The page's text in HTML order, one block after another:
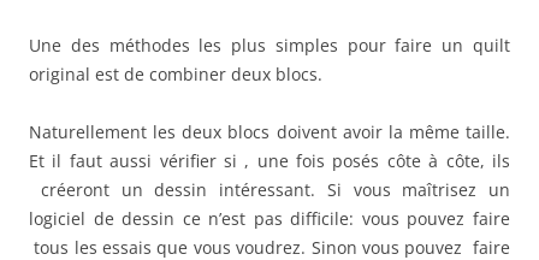
Une des méthodes les plus simples pour faire un quilt
original est de combiner deux blocs.
Naturellement les deux blocs doivent avoir la même taille.
Et il faut aussi vérifier si , une fois posés côte à côte, ils
créeront un dessin intéressant. Si vous maîtrisez un
logiciel de dessin ce n’est pas difficile: vous pouvez faire
tous les essais que vous voudrez. Sinon vous pouvez faire